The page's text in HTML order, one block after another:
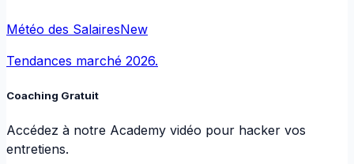
Météo des SalairesNew
Tendances marché 2026.
Coaching Gratuit
Accédez à notre Academy vidéo pour hacker vos
entretiens.